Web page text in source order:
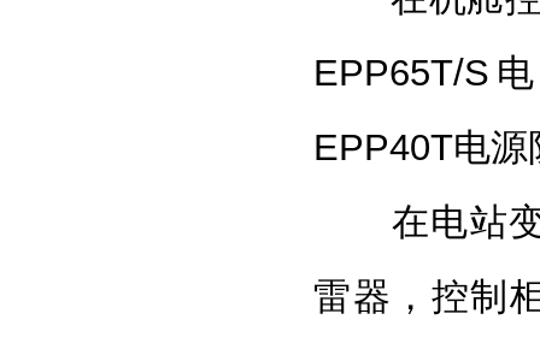
EPP65T/S
EPP40T电源
在电站变
雷器 ，控制